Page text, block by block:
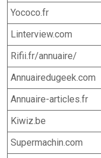
Yococo.fr
Linterview.com
Rifii.fr/annuaire/
Annuairedugeek.com
Annuaire-articles.fr
Kiwiz.be
Supermachin.com